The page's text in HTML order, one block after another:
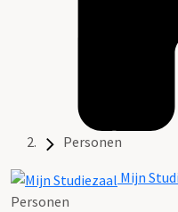
Personen
Mijn
Personen